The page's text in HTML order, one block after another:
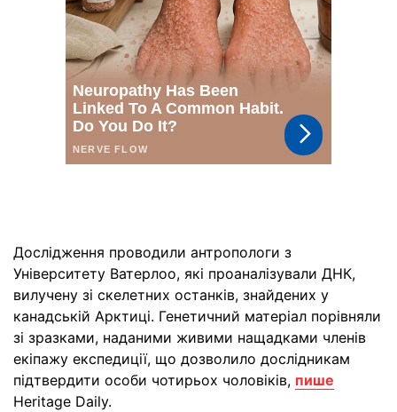
Дослідження проводили антропологи з
Університету Ватерлоо, які проаналізували ДНК,
вилучену зі скелетних останків, знайдених у
канадській Арктиці. Генетичний матеріал порівняли
зі зразками, наданими живими нащадками членів
екіпажу експедиції, що дозволило дослідникам
підтвердити особи чотирьох чоловіків, пише
Heritage Daily.